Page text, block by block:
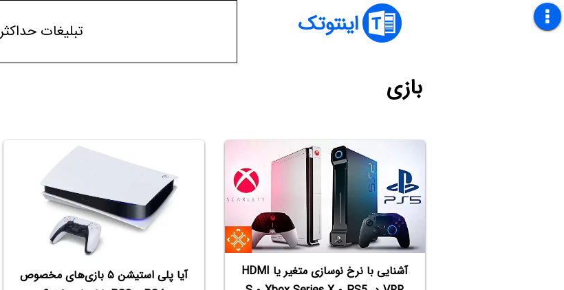
اینتوتک تبلیغات حداکثر ۷۲۰ در ۹۰
بازی
آشنایی با نرخ نوسازی متغیر یا HDMI
آیا پلی استیشن ۵ بازی‌های مخصوص